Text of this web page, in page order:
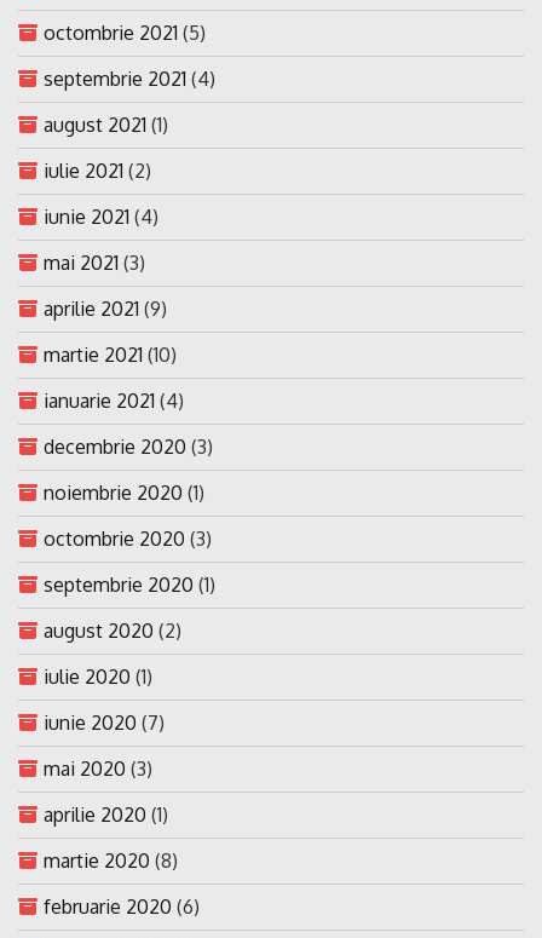
octombrie 2021 (5)
septembrie 2021 (4)
august 2021 (1)
iulie 2021 (2)
iunie 2021 (4)
mai 2021 (3)
aprilie 2021 (9)
martie 2021 (10)
ianuarie 2021 (4)
decembrie 2020 (3)
noiembrie 2020 (1)
octombrie 2020 (3)
septembrie 2020 (1)
august 2020 (2)
iulie 2020 (1)
iunie 2020 (7)
mai 2020 (3)
aprilie 2020 (1)
martie 2020 (8)
februarie 2020 (6)